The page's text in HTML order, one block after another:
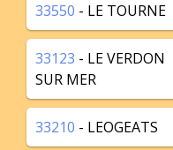
33550 - LE TOURNE
33123 - LE VERDON
SUR MER
33210 - LEOGEATS